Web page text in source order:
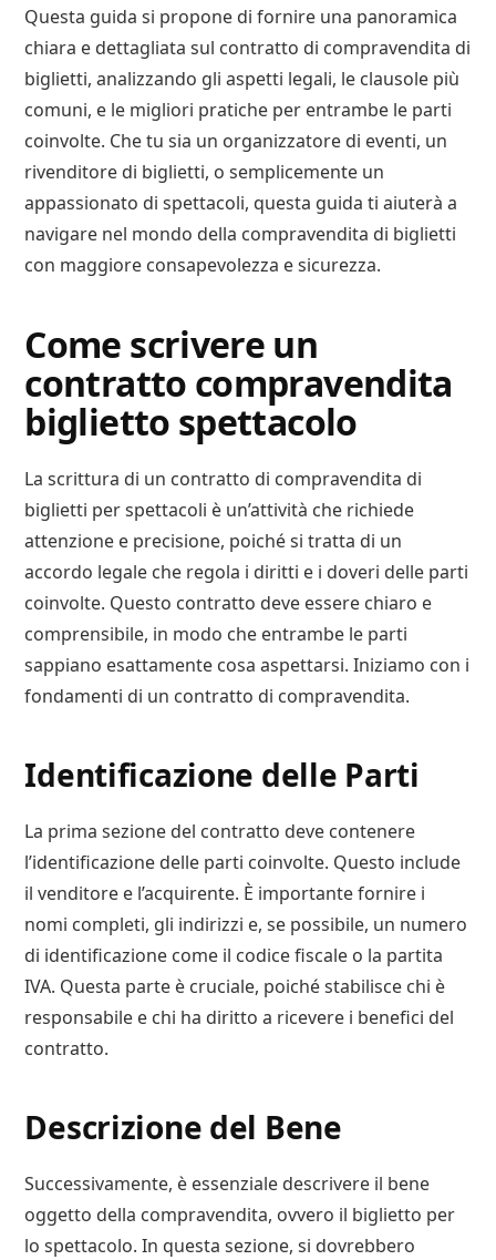
Questa guida si propone di fornire una panoramica
chiara e dettagliata sul contratto di compravendita di
biglietti, analizzando gli aspetti legali, le clausole più
comuni, e le migliori pratiche per entrambe le parti
coinvolte. Che tu sia un organizzatore di eventi, un
rivenditore di biglietti, o semplicemente un
appassionato di spettacoli, questa guida ti aiuterà a
navigare nel mondo della compravendita di biglietti
con maggiore consapevolezza e sicurezza.
Come scrivere un
contratto compravendita
biglietto spettacolo
La scrittura di un contratto di compravendita di
biglietti per spettacoli è un’attività che richiede
attenzione e precisione, poiché si tratta di un
accordo legale che regola i diritti e i doveri delle parti
coinvolte. Questo contratto deve essere chiaro e
comprensibile, in modo che entrambe le parti
sappiano esattamente cosa aspettarsi. Iniziamo con i
fondamenti di un contratto di compravendita.
Identificazione delle Parti
La prima sezione del contratto deve contenere
l’identificazione delle parti coinvolte. Questo include
il venditore e l’acquirente. È importante fornire i
nomi completi, gli indirizzi e, se possibile, un numero
di identificazione come il codice fiscale o la partita
IVA. Questa parte è cruciale, poiché stabilisce chi è
responsabile e chi ha diritto a ricevere i benefici del
contratto.
Descrizione del Bene
Successivamente, è essenziale descrivere il bene
oggetto della compravendita, ovvero il biglietto per
lo spettacolo. In questa sezione, si dovrebbero